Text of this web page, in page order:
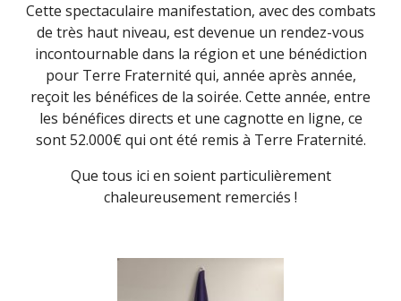
Cette spectaculaire manifestation, avec des combats
de très haut niveau, est devenue un rendez-vous
incontournable dans la région et une bénédiction
pour Terre Fraternité qui, année après année,
reçoit les bénéfices de la soirée. Cette année, entre
les bénéfices directs et une cagnotte en ligne, ce
sont 52.000€ qui ont été remis à Terre Fraternité.
Que tous ici en soient particulièrement
chaleureusement remerciés !